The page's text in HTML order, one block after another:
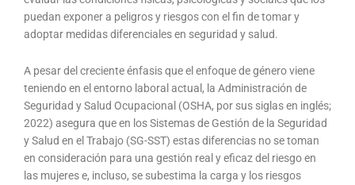
puedan exponer a peligros y riesgos con el fin de tomar y
adoptar medidas diferenciales en seguridad y salud.
A pesar del creciente énfasis que el enfoque de género viene
teniendo en el entorno laboral actual, la Administración de
Seguridad y Salud Ocupacional (OSHA, por sus siglas en inglés;
2022) asegura que en los Sistemas de Gestión de la Seguridad
y Salud en el Trabajo (SG-SST) estas diferencias no se toman
en consideración para una gestión real y eficaz del riesgo en
las mujeres e, incluso, se subestima la carga y los riesgos